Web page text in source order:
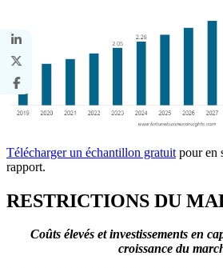
Télécharger un échantillon gratuit pour en
rapport.
RESTRICTIONS DU
Coûts élevés et investissements en
croissance du